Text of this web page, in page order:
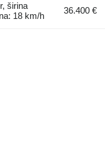
širina
18 km/h
36.400 €